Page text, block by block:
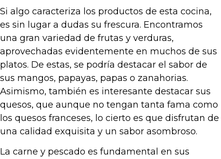
Si algo caracteriza los productos de esta cocina,
es sin lugar a dudas su frescura. Encontramos
una gran variedad de frutas y verduras,
aprovechadas evidentemente en muchos de sus
platos. De estas, se podría destacar el sabor de
sus mangos, papayas, papas o zanahorias.
Asimismo, también es interesante destacar sus
quesos, que aunque no tengan tanta fama como
los quesos franceses, lo cierto es que disfrutan de
una calidad exquisita y un sabor asombroso.
La carne y pescado es fundamental en sus